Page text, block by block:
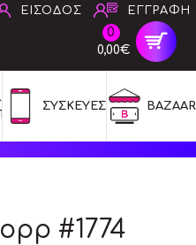
ΕΙΣΟΔΟΣ ΕΓΓΡΑΦΗ
0
0,00€
ΣΥΣΚΕΥΕΣ BAZAAR
#1774